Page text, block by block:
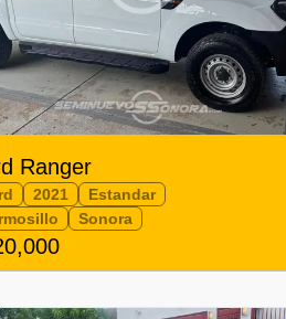
Ranger
2021
Estandar
Sonora